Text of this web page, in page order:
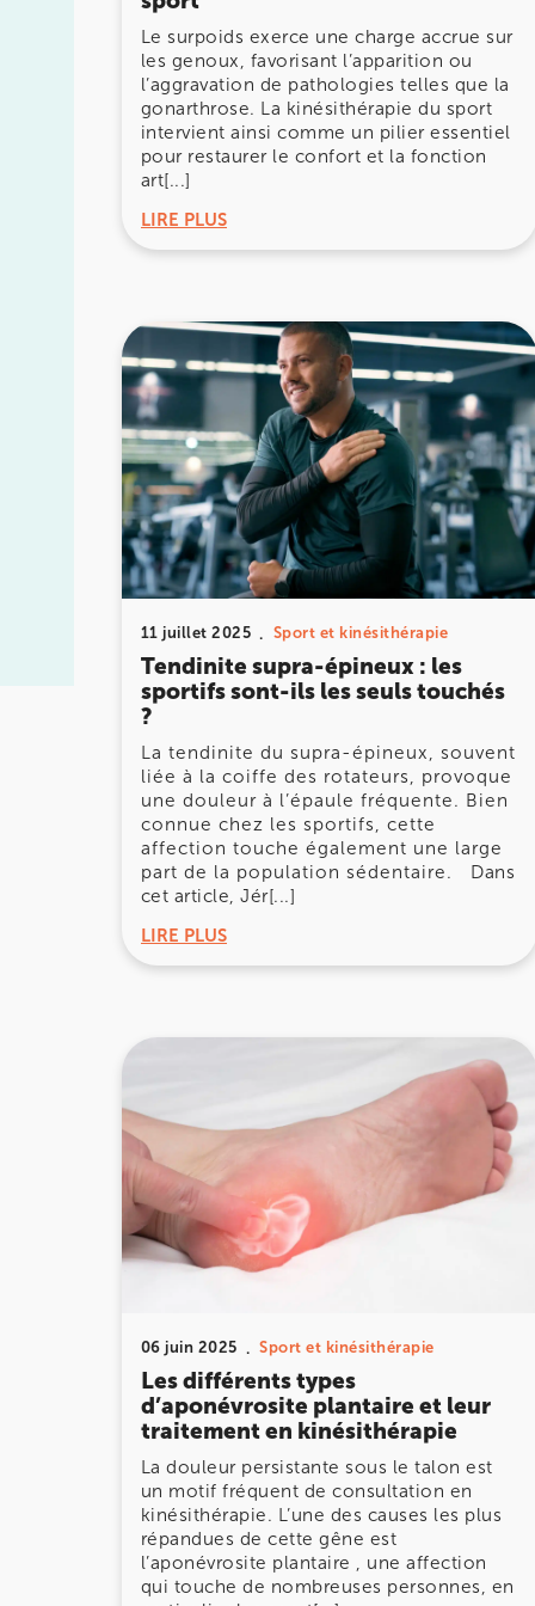
Le surpoids exerce une charge accrue sur
les genoux, favorisant l’apparition ou
l’aggravation de pathologies telles que la
gonarthrose. La kinésithérapie du sport
intervient ainsi comme un pilier essentiel
pour restaurer le confort et la fonction
art[...]
LIRE PLUS
11 juillet 2025 Sport et kinésithérapie
Tendinite supra-épineux : les
sportifs sont-ils les seuls touchés
?
La tendinite du supra-épineux, souvent
liée à la coiffe des rotateurs, provoque
une douleur à l’épaule fréquente. Bien
connue chez les sportifs, cette
affection touche également une large
part de la population sédentaire. Dans
cet article, Jér[...]
LIRE PLUS
06 juin 2025 Sport et kinésithérapie
Les différents types
d’aponévrosite plantaire et leur
traitement en kinésithérapie
La douleur persistante sous le talon est
un motif fréquent de consultation en
kinésithérapie. L’une des causes les plus
répandues de cette gêne est
l’aponévrosite plantaire , une affection
qui touche de nombreuses personnes, en
Prenez RDV sur
Prenez RDV sur
IK CHÂTENAY-MALABRY
380 Av. de la Division Leclerc 92290
380 Av. de la Division Leclerc 92290
01 43 50 05 24
Prenez RDV sur
IK PARIS 17 – VILLIERS
68 Av. de Villiers 75017 Paris
68 Av. de Villiers 75017 Paris
01 44 90 90 40
Prenez RDV sur
Prenez RDV sur
20 Rue de la Pépinière 75008 Paris
20 Rue de la Pépinière 75008 Paris
01 55 06 05 07
Prenez RDV sur
Prenez RDV sur
PARIS 9 – PETRELLE
6 Rue Petrelle 75009 Paris
6 Rue Petrelle 75009 Paris
01 71 97 53 67
Prenez RDV sur
IK Paris 11
10 Rue Roubo 75011 Paris
10 Rue Roubo 75011 Paris
01 83 96 48 65
Prenez RDV sur
IK VANVES
5 Rue Monge 92170 Vanves
Prenez RDV sur
Prenez RDV sur